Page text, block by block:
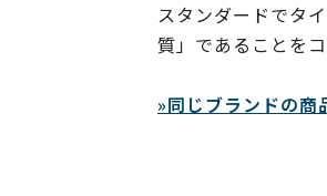
スタンダードでタ
質」であることを
»同じブランドの商